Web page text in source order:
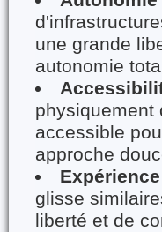
une grande
autonomie
physiquement
accessible
approche
glisse
liberté et de